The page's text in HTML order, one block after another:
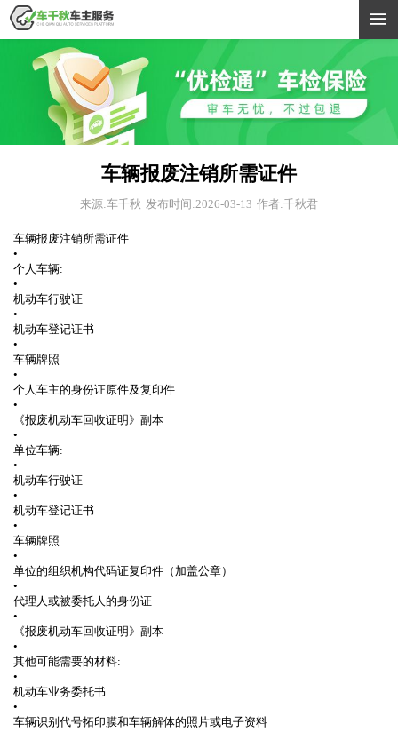

车辆报废注销所需证件
来源:车千秋 发布时间:2026-03-13 作者:千秋君
车辆报废注销所需证件
•
个人车辆:
•
机动车行驶证⁠⁣ ⁠⁣
•
机动车登记证书⁠⁣ ⁠⁣
•
车辆牌照⁠⁣ ⁠⁣
•
个人车主的身份证原件及复印件⁠⁣ ⁠⁣
•
《报废机动车回收证明》副本⁠⁣ ⁠⁣
•
单位车辆:
•
机动车行驶证⁠⁣ ⁠⁣
•
机动车登记证书⁠⁣ ⁠⁣
•
车辆牌照⁠⁣ ⁠⁣
•
单位的组织机构代码证复印件（加盖公章）⁠⁣ ⁠⁣
•
代理人或被委托人的身份证⁠⁣ ⁠⁣
•
《报废机动车回收证明》副本⁠⁣ ⁠⁣
•
其他可能需要的材料:
•
机动车业务委托书⁠⁣ ⁠⁣
•
车辆识别代号拓印膜和车辆解体的照片或电子资料⁠⁣ ⁠⁣